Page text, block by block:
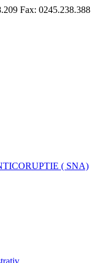
Fax: 0245.238.388
( SNA)